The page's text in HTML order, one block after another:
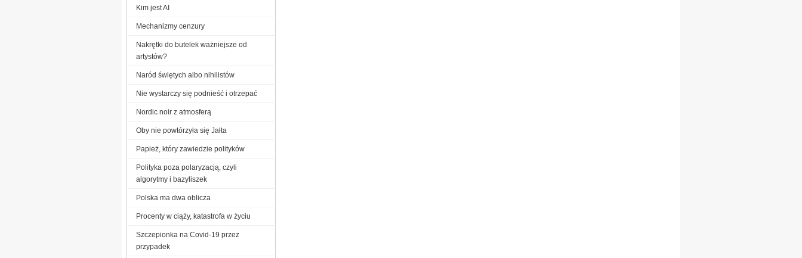
Kim jest AI
Mechanizmy cenzury
Nakrętki do butelek ważniejsze od
artystów?
Naród świętych albo nihilistów
Nie wystarczy się podnieść i otrzepać
Nordic noir z atmosferą
Oby nie powtórzyła się Jałta
Papież, który zawiedzie polityków
Polityka poza polaryzacją, czyli
algorytmy i bazyliszek
Polska ma dwa oblicza
Procenty w ciąży, katastrofa w życiu
Szczepionka na Covid-19 przez
przypadek